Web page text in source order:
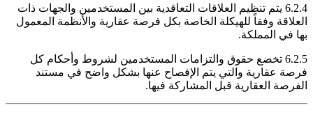
6.2.4 يتم تنظيم العلاقات التعاقدية بين المستخدمين والجهات ذات
العلاقة وفقاً للهيكلة الخاصة بكل فرصة عقارية والأنظمة المعمول
بها في المملكة.
6.2.5 تخضع حقوق والتزامات المستخدمين لشروط وأحكام كل
فرصة عقارية والتي يتم الإفصاح عنها بشكل واضح في مستند
الفرصة العقارية قبل المشاركة فيها.